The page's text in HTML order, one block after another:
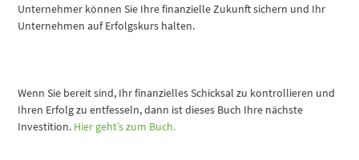
Unternehmer können Sie Ihre finanzielle Zukunft sichern und Ihr
Unternehmen auf Erfolgskurs halten.
Wenn Sie bereit sind, Ihr finanzielles Schicksal zu kontrollieren und
Ihren Erfolg zu entfesseln, dann ist dieses Buch Ihre nächste
Investition. Hier geht’s zum Buch.